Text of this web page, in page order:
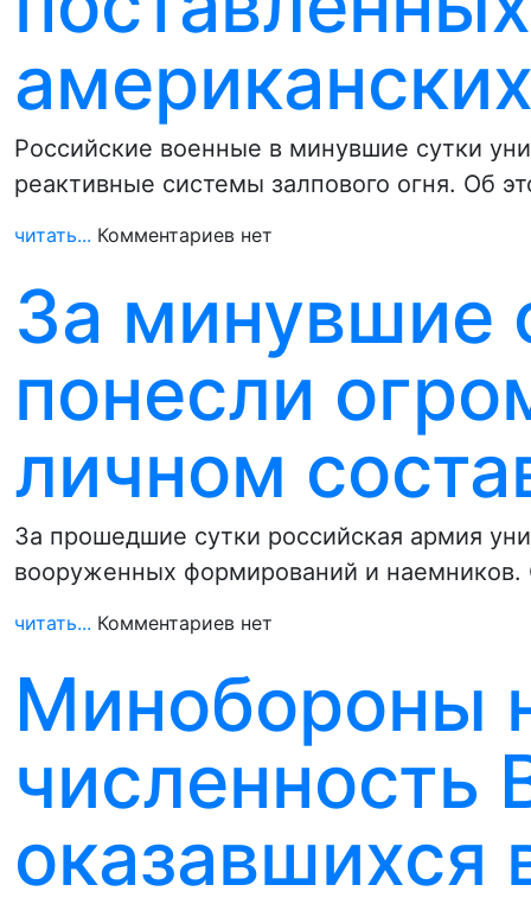
Российские военные в минувшие сутки
реактивные системы залпового огня. Об
читать... Комментариев нет
За минувшие
понесли
личном
За прошедшие сутки российская армия
вооруженных формирований и
читать... Комментариев нет
Минобороны
численность
оказавшихся